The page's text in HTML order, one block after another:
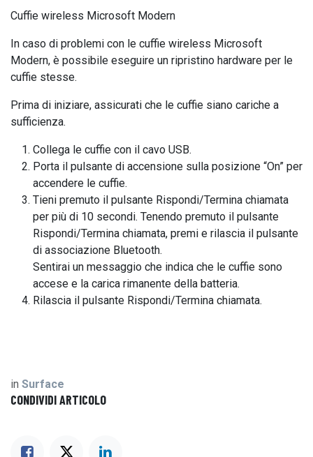
Cuffie wireless Microsoft Modern
In caso di problemi con le cuffie wireless Microsoft
Modern, è possibile eseguire un ripristino hardware per le
cuffie stesse.
Prima di iniziare, assicurati che le cuffie siano cariche a
sufficienza.
Collega le cuffie con il cavo USB.
Porta il pulsante di accensione sulla posizione “On” per
accendere le cuffie.
Tieni premuto il pulsante Rispondi/Termina chiamata
per più di 10 secondi. Tenendo premuto il pulsante
Rispondi/Termina chiamata, premi e rilascia il pulsante
di associazione Bluetooth.
Sentirai un messaggio che indica che le cuffie sono
accese e la carica rimanente della batteria.
Rilascia il pulsante Rispondi/Termina chiamata.
in Surface
CONDIVIDI ARTICOLO